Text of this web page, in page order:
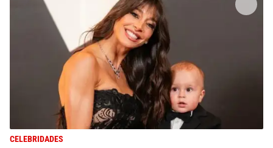
CELEBRIDADES